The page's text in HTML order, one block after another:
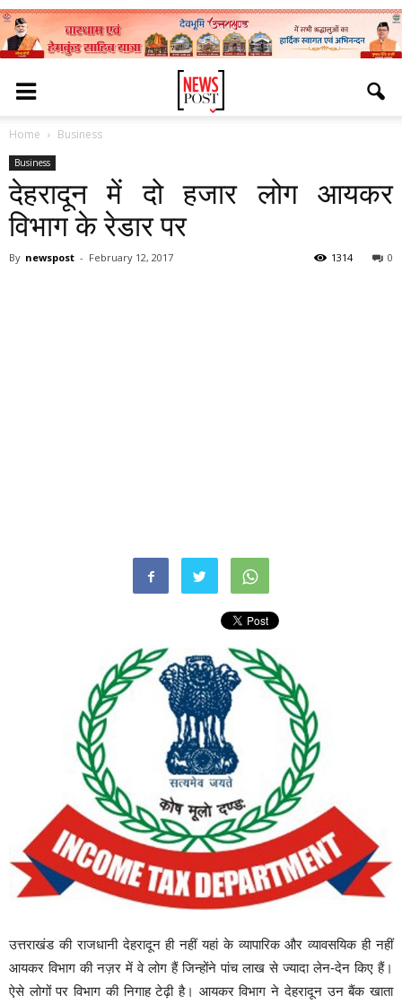
Home Business
Business
देहरादून में दो हजार लोग आयकर
विभाग के रेडार पर
By newspost - February 12, 2017 0
1314
उत्तराखंड की राजधानी देहरादून ही नहीं यहां के व्यापारिक और व्यावसयिक ही नहीं
आयकर विभाग की नज़र में वे लोग हैं जिन्होंने पांच लाख से ज्यादा लेन-देन किए हैं।
ऐसे लोगों पर विभाग की निगाह टेढ़ी है। आयकर विभाग ने देहरादून उन बैंक खाता